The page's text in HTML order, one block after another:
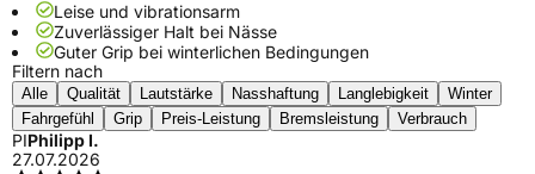
Leise und vibrationsarm
Zuverlässiger Halt bei Nässe
Guter Grip bei winterlichen Bedingungen
Filtern nach
Alle Qualität Lautstärke Nasshaftung Langlebigkeit
Winter
Fahrgefühl
Grip Preis-Leistung Bremsleistung Verbrauch
PIPhilipp I.
27.07.2026